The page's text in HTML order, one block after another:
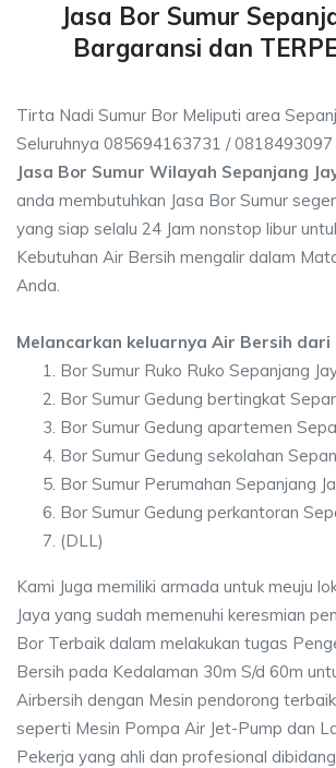
Jasa Bor Sumur
Bargaransi dan
Tirta Nadi Sumur Bor Meliputi area
Seluruhnya 085694163731 /
Jasa Bor Sumur Wilayah Sepanjang
anda membutuhkan Jasa Bor Sumur
yang siap selalu 24 Jam nonstop libur
Kebutuhan Air Bersih mengalir dalam
Anda.
Melancarkan keluarnya Air Bersih dari
Bor Sumur Ruko Ruko Sepanjang
Bor Sumur Gedung bertingkat
Bor Sumur Gedung apartemen
Bor Sumur Gedung sekolahan
Bor Sumur Perumahan Sepanjang
Bor Sumur Gedung perkantoran
(DLL)
Kami Juga memiliki armada untuk meuju
Jaya yang sudah memenuhi keresmian
Bor Terbaik dalam melakukan tugas
Bersih pada Kedalaman 30m S/d 60m
Airbersih dengan Mesin pendorong
seperti Mesin Pompa Air Jet-Pump dan
Pekerja yang ahli dan profesional